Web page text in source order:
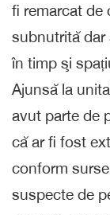
fi remarcat de
subnutrită dar
în timp şi
Ajunsă la
avut parte de
că ar fi fost
conform
suspecte de